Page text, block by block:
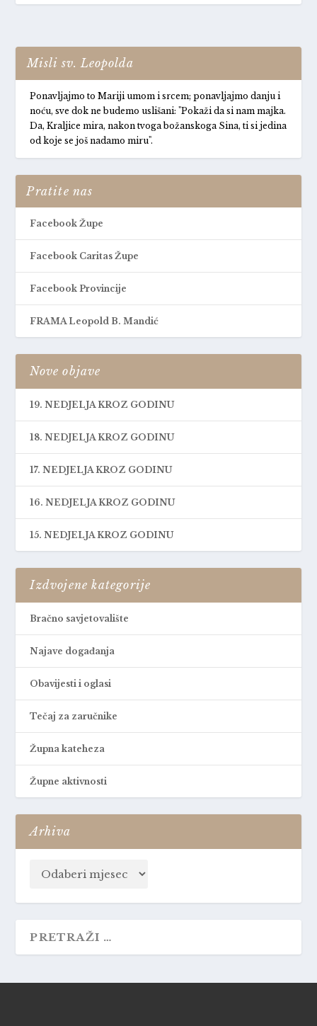
Misli sv. Leopolda
Ponavljajmo to Mariji umom i srcem; ponavljajmo danju i
noću, sve dok ne budemo uslišani: "Pokaži da si nam majka.
Da, Kraljice mira, nakon tvoga božanskoga Sina, ti si jedina
od koje se još nadamo miru".
Pratite nas
Facebook Župe
Facebook Caritas Župe
Facebook Provincije
FRAMA Leopold B. Mandić
Nove objave
19. NEDJELJA KROZ GODINU
18. NEDJELJA KROZ GODINU
17. NEDJELJA KROZ GODINU
16. NEDJELJA KROZ GODINU
15. NEDJELJA KROZ GODINU
Izdvojene kategorije
Bračno savjetovalište
Najave događanja
Obavijesti i oglasi
Tečaj za zaručnike
Župna kateheza
Župne aktivnosti
Arhiva